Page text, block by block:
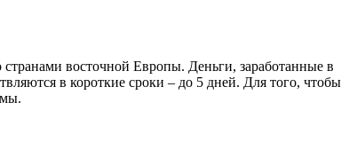
странами восточной Европы. Деньги, заработанные в
в короткие сроки – до 5 дней. Для того, чтобы